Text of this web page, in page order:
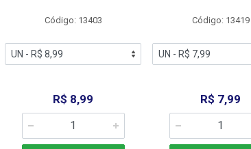
Código: 13403
R$ 8,99
Código: 13419
R$ 7,99